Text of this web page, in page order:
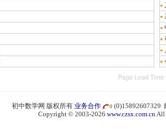
●
●
●
●
●
●
Page Load
初中数学网 版权所有 业务合作
(0)15892607329
Copyright © 2003-2026 www.czsx.com.cnAll